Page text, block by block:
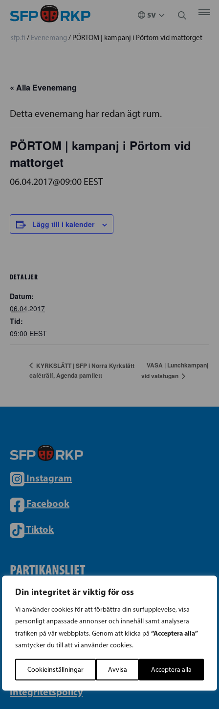
Din integritet är viktig för oss
Vi använder cookies för att förbättra din surfupplevelse, visa
personligt anpassade annonser och innehåll samt analysera
trafiken på vår webbplats. Genom att klicka på “Acceptera alla”
samtycker du till att vi använder cookies.
Cookieinställningar Avvisa Acceptera alla
sfp.fi / Evenemang / PÖRTOM | kampanj i Pörtom vid mattorget
« Alla Evenemang
Detta evenemang har redan ägt rum.
PÖRTOM | kampanj i Pörtom vid
mattorget
06.04.2017@09:00 EEST
Lägg till i kalender
DETALJER
Datum:
06.04.2017
Tid:
09:00 EEST
KYRKSLÄTT | SFP i Norra Kyrkslätt
caféträff, Agenda pamflett
VASA | Lunchkampanj
vid valstugan
Instagram
Facebook
Tiktok
PARTIKANSLIET
Telefon (09) 693 070
PB 430, 00101 Helsingfors
Georgsgatan 27, 00100 Helsingfors
info@sfp.fi
Faktureringsuppgifter
Integritetspolicy